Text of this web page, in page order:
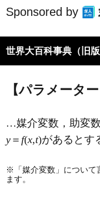
Sponsored by
世界大百科事典（旧版
【パラメータ
…媒介変数，助変
y ＝ f(x,t)があるとす
※「媒介変数」について
ます。